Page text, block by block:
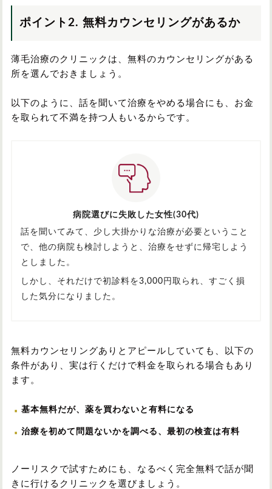
ポイント2. 無料カウンセリングがあるか
薄毛治療のクリニックは、無料のカウンセリングがある
所を選んでおきましょう。
以下のように、話を聞いて治療をやめる場合にも、お金
を取られて不満を持つ人もいるからです。
病院選びに失敗した女性(30代)
話を聞いてみて、少し大掛かりな治療が必要ということ
で、他の病院も検討しようと、治療をせずに帰宅しよう
としました。
しかし、それだけで初診料を3,000円取られ、すごく損
した気分になりました。
無料カウンセリングありとアピールしていても、以下の
条件があり、実は行くだけで料金を取られる場合もあり
ます。
基本無料だが、薬を買わないと有料になる
治療を初めて問題ないかを調べる、最初の検査は有料
ノーリスクで試すためにも、なるべく完全無料で話が聞
きに行けるクリニックを選びましょう。